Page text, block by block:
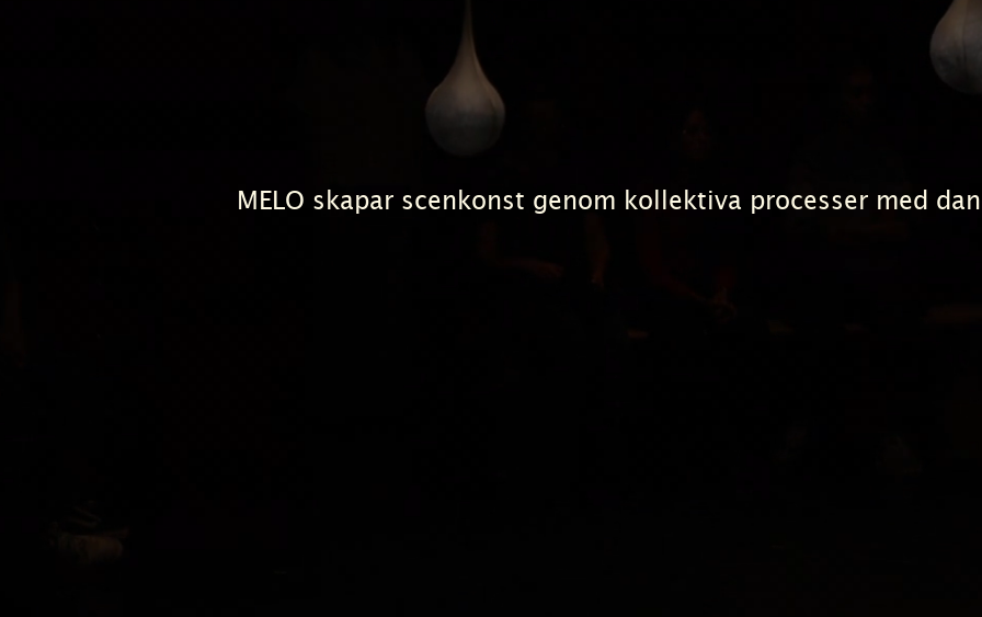
MELO skapar scenkonst genom kollektiva processer med